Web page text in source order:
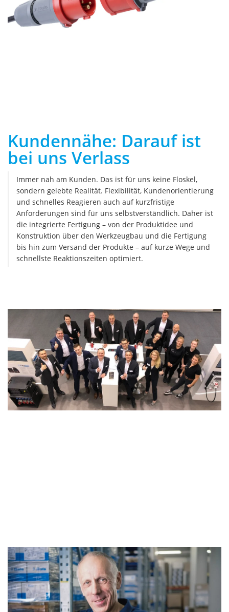
Kundennähe: Darauf ist
bei uns Verlass
Immer nah am Kunden. Das ist für uns keine Floskel,
sondern gelebte Realität. Flexibilität, Kundenorientierung
und schnelles Reagieren auch auf kurzfristige
Anforderungen sind für uns selbstverständlich. Daher ist
die integrierte Fertigung – von der Produktidee und
Konstruktion über den Werkzeugbau und die Fertigung
bis hin zum Versand der Produkte – auf kurze Wege und
schnellste Reaktionszeiten optimiert.